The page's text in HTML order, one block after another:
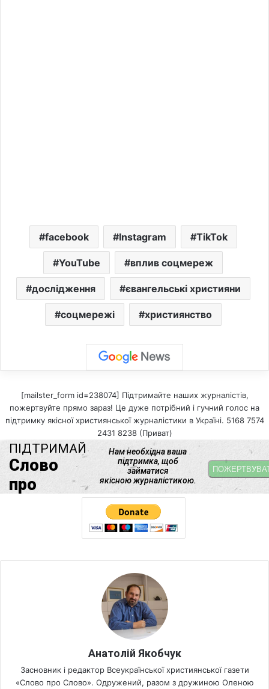
facebook Instagram TikTok
YouTube вплив соцмереж
дослідження євангельські християни
соцмережі християнство
[mailster_form id=238074] Підтримайте наших журналістів,
пожертвуйте прямо зараз! Це дуже потрібний і гучний голос на
підтримку якісної християнської журналістики в Україні. 5168 7574
2431 8238 (Приват)
Анатолій Якобчук
Засновник і редактор Всеукраїнської християнської газети
«Слово про Слово». Одружений, разом з дружиною Оленою